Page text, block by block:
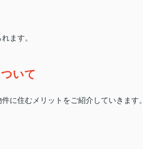
ます。
いて
に住むメリットをご紹介していきます。